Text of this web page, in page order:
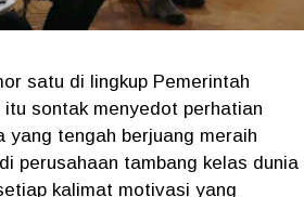
satu di lingkup Pemerintah
itu sontak menyedot perhatian
yang tengah berjuang meraih
perusahaan tambang kelas dunia
kalimat motivasi yang